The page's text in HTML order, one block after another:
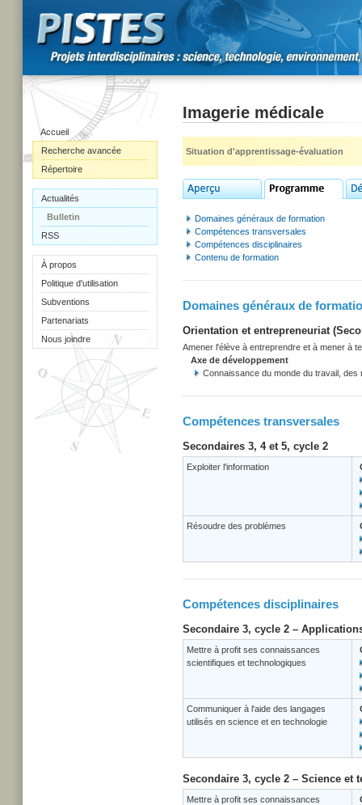
Accueil
Recherche avancée
Répertoire
Actualités
Bulletin
RSS
À propos
Politique d'utilisation
Subventions
Partenariats
Nous joindre
Imagerie médicale
Situation d'apprentissage-évaluation
Domaines généraux de formation
Compétences transversales
Compétences disciplinaires
Contenu de formation
Domaines généraux de
Orientation et entrepreneuriat
Amener l'élève à entreprendre et à mener à
Axe de développement
Connaissance du monde du travail,
Compétences transversales
Secondaires 3, 4 et 5, cycle 2
Exploiter l'information
Résoudre des problèmes
Compétences disciplinaires
Secondaire 3, cycle 2 –
Mettre à profit ses connaissances
scientifiques et technologiques
Communiquer à l'aide des langages
utilisés en science et en technologie
Secondaire 3, cycle 2 – Science et
Mettre à profit ses connaissances